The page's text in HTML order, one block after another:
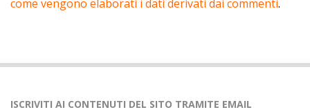
come vengono elaborati i dati derivati dai commenti.
ISCRIVITI AI CONTENUTI DEL SITO TRAMITE EMAIL